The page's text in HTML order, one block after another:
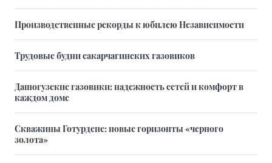
Производственные рекорды к юбилею Независимости
Трудовые будни сакарчагинских газовиков
Дашогузские газовики: надежность сетей и комфорт в
каждом доме
Скважины Готурдепе: новые горизонты «черного
золота»